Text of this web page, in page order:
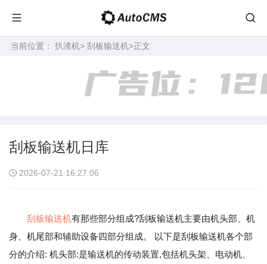
当前位置： 扒渣机> 刮板输送机>正文
刮板输送机日库
2026-07-21 16:27:06
刮板输送机有那些部分组成?刮板输送机主要由机头部、机
身、机尾部和辅助设备四部分组成。 以下是刮板输送机各个部
分的介绍: 机头部:是输送机的传动装置,包括机头架、电动机、